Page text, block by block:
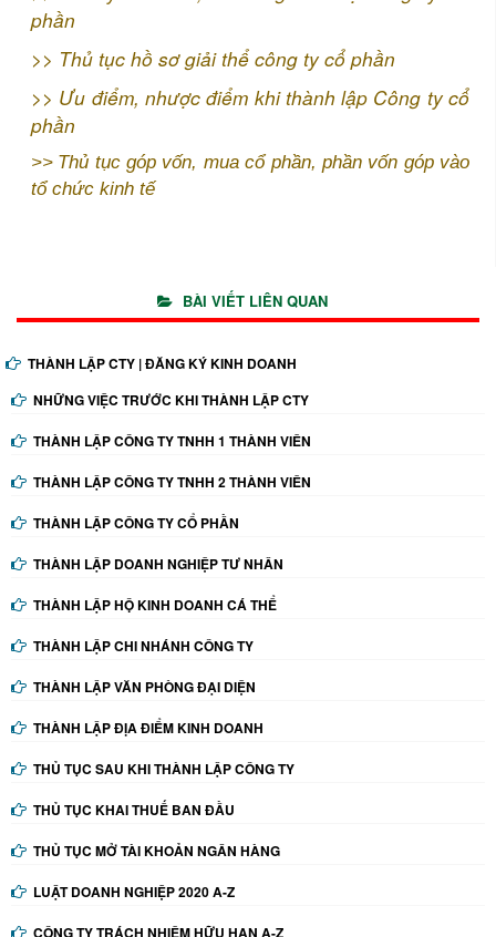
phần
>> Thủ tục hồ sơ giải thể công ty cổ phần
>> Ưu điểm, nhược điểm khi thành lập Công ty cổ
phần
>> Thủ tục góp vốn, mua cổ phần, phần vốn góp vào
tổ chức kinh tế
BÀI VIẾT LIÊN QUAN
THÀNH LẬP CTY | ĐĂNG KÝ KINH DOANH
NHỮNG VIỆC TRƯỚC KHI THÀNH LẬP CTY
THÀNH LẬP CÔNG TY TNHH 1 THÀNH VIÊN
THÀNH LẬP CÔNG TY TNHH 2 THÀNH VIÊN
THÀNH LẬP CÔNG TY CỔ PHẦN
THÀNH LẬP DOANH NGHIỆP TƯ NHÂN
THÀNH LẬP HỘ KINH DOANH CÁ THỂ
THÀNH LẬP CHI NHÁNH CÔNG TY
THÀNH LẬP VĂN PHÒNG ĐẠI DIỆN
THÀNH LẬP ĐỊA ĐIỂM KINH DOANH
THỦ TỤC SAU KHI THÀNH LẬP CÔNG TY
THỦ TỤC KHAI THUẾ BAN ĐẦU
THỦ TỤC MỞ TÀI KHOẢN NGÂN HÀNG
LUẬT DOANH NGHIỆP 2020 A-Z